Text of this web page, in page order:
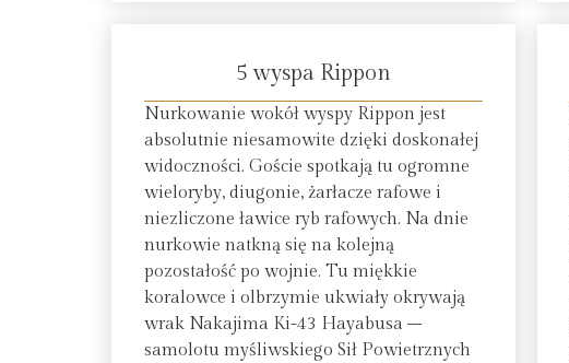
5 wyspa Rippon
Nurkowanie wokół wyspy Rippon jest
absolutnie niesamowite dzięki doskonałej
widoczności. Goście spotkają tu ogromne
wieloryby, diugonie, żarłacze rafowe i
niezliczone ławice ryb rafowych. Na dnie
nurkowie natkną się na kolejną
pozostałość po wojnie. Tu miękkie
koralowce i olbrzymie ukwiały okrywają
wrak Nakajima Ki-43 Hayabusa –
samolotu myśliwskiego Sił Powietrznych